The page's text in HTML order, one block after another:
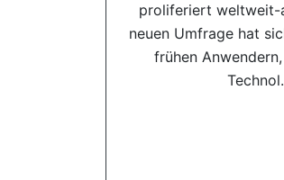
proliferiert weltweit-
neuen Umfrage hat
frühen